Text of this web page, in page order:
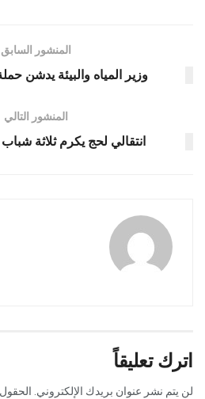
المنشور السابق
وزير المياه والبيئة يدشن
المنشور التالي
انتقالي لحج يكرم ثلاثة
اترك تعليقاً
لن يتم نشر عنوان بريدك الإلكتروني. الحقول